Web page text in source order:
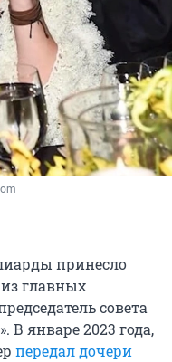
принесло
главных
совета
В январе 2023 года,
передал дочери